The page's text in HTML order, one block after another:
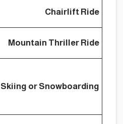
Chairlift Ride
Mountain Thriller Ride
Skiing or Snowboarding